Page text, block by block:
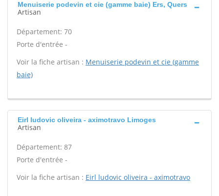
Menuiserie podevin et cie (gamme baie) Ers, Quers
Artisan
Département: 70
Porte d'entrée -
Voir la fiche artisan : Menuiserie podevin et cie (gamme
baie)
Eirl ludovic oliveira - aximotravo Limoges
Artisan
Département: 87
Porte d'entrée -
Voir la fiche artisan : Eirl ludovic oliveira - aximotravo